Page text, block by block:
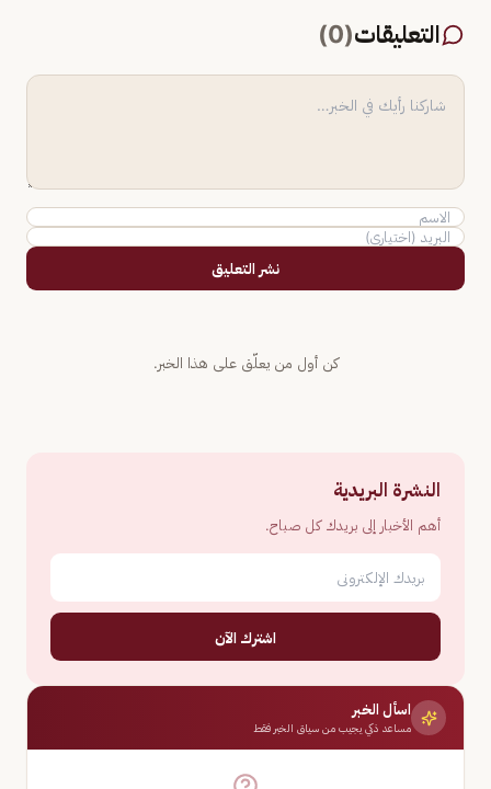
التعليقات(
0
)
نشر التعليق
كن أول من يعلّق على هذا الخبر.
النشرة البريدية
أهم الأخبار إلى بريدك كل صباح.
اشترك الآن
اسأل الخبر
مساعد ذكي يجيب من سياق الخبر فقط